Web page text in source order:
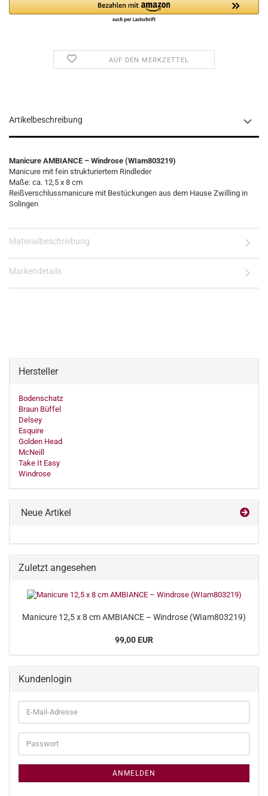
AUF DEN MERKZETTEL
Artikelbeschreibung
Manicure AMBIANCE – Windrose (WIam803219)
Manicure mit fein strukturiertem Rindleder
Maße: ca. 12,5 x 8 cm
Reißverschlussmanicure mit Bestückungen aus dem Hause Zwilling in
Solingen
Materialbeschreibung
Markendetails
Hersteller
Bodenschatz
Braun Büffel
Delsey
Esquire
Golden Head
McNeill
Take It Easy
Windrose
Neue Artikel
Zuletzt angesehen
Manicure 12,5 x 8 cm AMBIANCE – Windrose (WIam803219)
99,00 EUR
Kundenlogin
E-
Mail-
Adresse
Passwort
ANMELDEN